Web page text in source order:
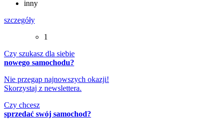
inny
szczegóły
1
Czy szukasz dla siebie
nowego samochodu?
Nie przegap najnowszych okazji!
Skorzystaj z newslettera.
Czy chcesz
sprzedać swój samochod?